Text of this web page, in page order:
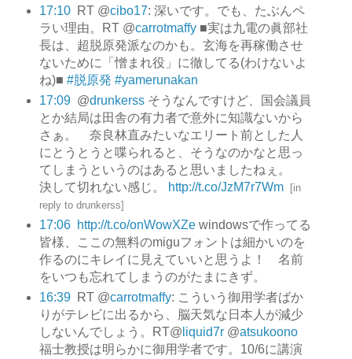
17:10
RT @cibo17: 深いです。でも、たぶんペ
ラい理由。RT @carrotmaffy■実は九電の眞部社
長は、超脱原発派なのかも。玄海を再稼働させ
ないために「憎まれ役」に徹してる(わけないよ
ね)■ #脱原発 #yamerunakan
17:09 @drunkerssそうなんですけど、国会議員
とか結局は田舎の有力者で意外に知識ないから
さぁ。 奈良林直みたいなエリート前とした人
にとうとうと喋られると、そうなのかなと思っ
てしまうというのはあると思いましたねぇ。
決して切れない感じ。
http://t.co/JzM7r7Wm[in
reply to drunkerss]
17:06 http://t.co/onWowXZewindowsで作ってる
皆様、ここの無料のmiguフォントは細かいのを
作るのにキレイに見えていいと思うよ！ 名前
をいつも忘れてしまうのがたまにきず。
16:39
RT @carrotmaffy: こういう御用学者ばか
りがテレビに出るから、脳天気な日本人が減少
しないんでしょう。RT@ liquid7r@atsukoono
福士教授は明らかに御用学者です。10/6に講演